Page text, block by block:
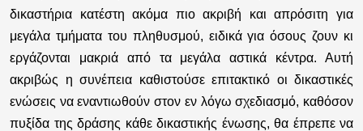
δικαστήρια κατέστη ακόμα πιο ακριβή και απρόσιτη για
μεγάλα τμήματα του πληθυσμού, ειδικά για όσους ζουν κι
εργάζονται μακριά από τα μεγάλα αστικά κέντρα. Αυτή
ακριβώς η συνέπεια καθιστούσε επιτακτικό οι δικαστικές
ενώσεις να εναντιωθούν στον εν λόγω σχεδιασμό, καθόσον
πυξίδα της δράσης κάθε δικαστικής ένωσης, θα έπρεπε να